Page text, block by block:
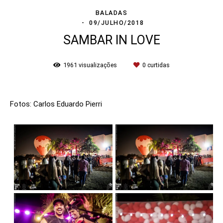
BALADAS
09/JULHO/2018
SAMBAR IN LOVE
1961 visualizações 0 curtidas
Fotos: Carlos Eduardo Pierri